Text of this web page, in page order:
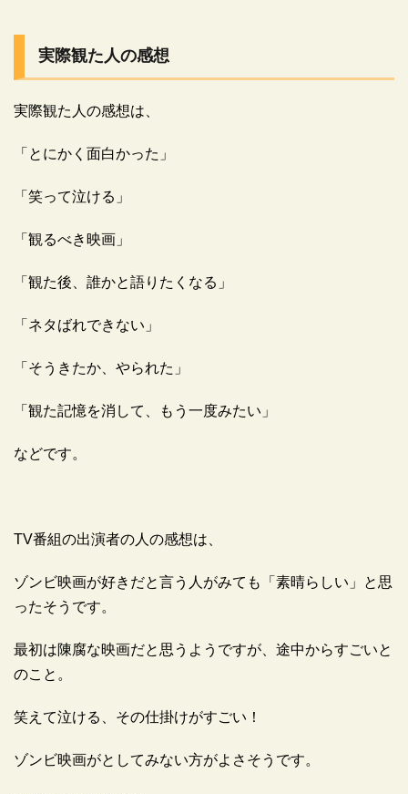
実際観た人の感想
実際観た人の感想は、
「とにかく面白かった」
「笑って泣ける」
「観るべき映画」
「観た後、誰かと語りたくなる」
「ネタばれできない」
「そうきたか、やられた」
「観た記憶を消して、もう一度みたい」
などです。
TV番組の出演者の人の感想は、
ゾンビ映画が好きだと言う人がみても「素晴らしい」と思
ったそうです。
最初は陳腐な映画だと思うようですが、途中からすごいと
のこと。
笑えて泣ける、その仕掛けがすごい！
ゾンビ映画がとしてみない方がよさそうです。